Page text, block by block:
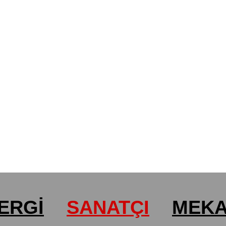
SANATÇI